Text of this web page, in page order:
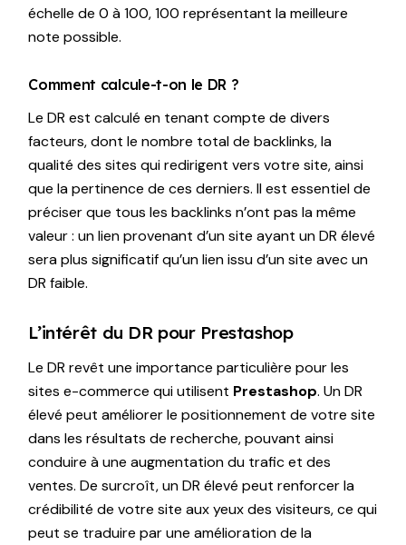
échelle de 0 à 100, 100 représentant la meilleure
note possible.
Comment calcule-t-on le DR ?
Le DR est calculé en tenant compte de divers
facteurs, dont le nombre total de backlinks, la
qualité des sites qui redirigent vers votre site, ainsi
que la pertinence de ces derniers. Il est essentiel de
préciser que tous les backlinks n’ont pas la même
valeur : un lien provenant d’un site ayant un DR élevé
sera plus significatif qu’un lien issu d’un site avec un
DR faible.
L’intérêt du DR pour Prestashop
Le DR revêt une importance particulière pour les
sites e-commerce qui utilisent Prestashop. Un DR
élevé peut améliorer le positionnement de votre site
dans les résultats de recherche, pouvant ainsi
conduire à une augmentation du trafic et des
ventes. De surcroît, un DR élevé peut renforcer la
crédibilité de votre site aux yeux des visiteurs, ce qui
peut se traduire par une amélioration de la